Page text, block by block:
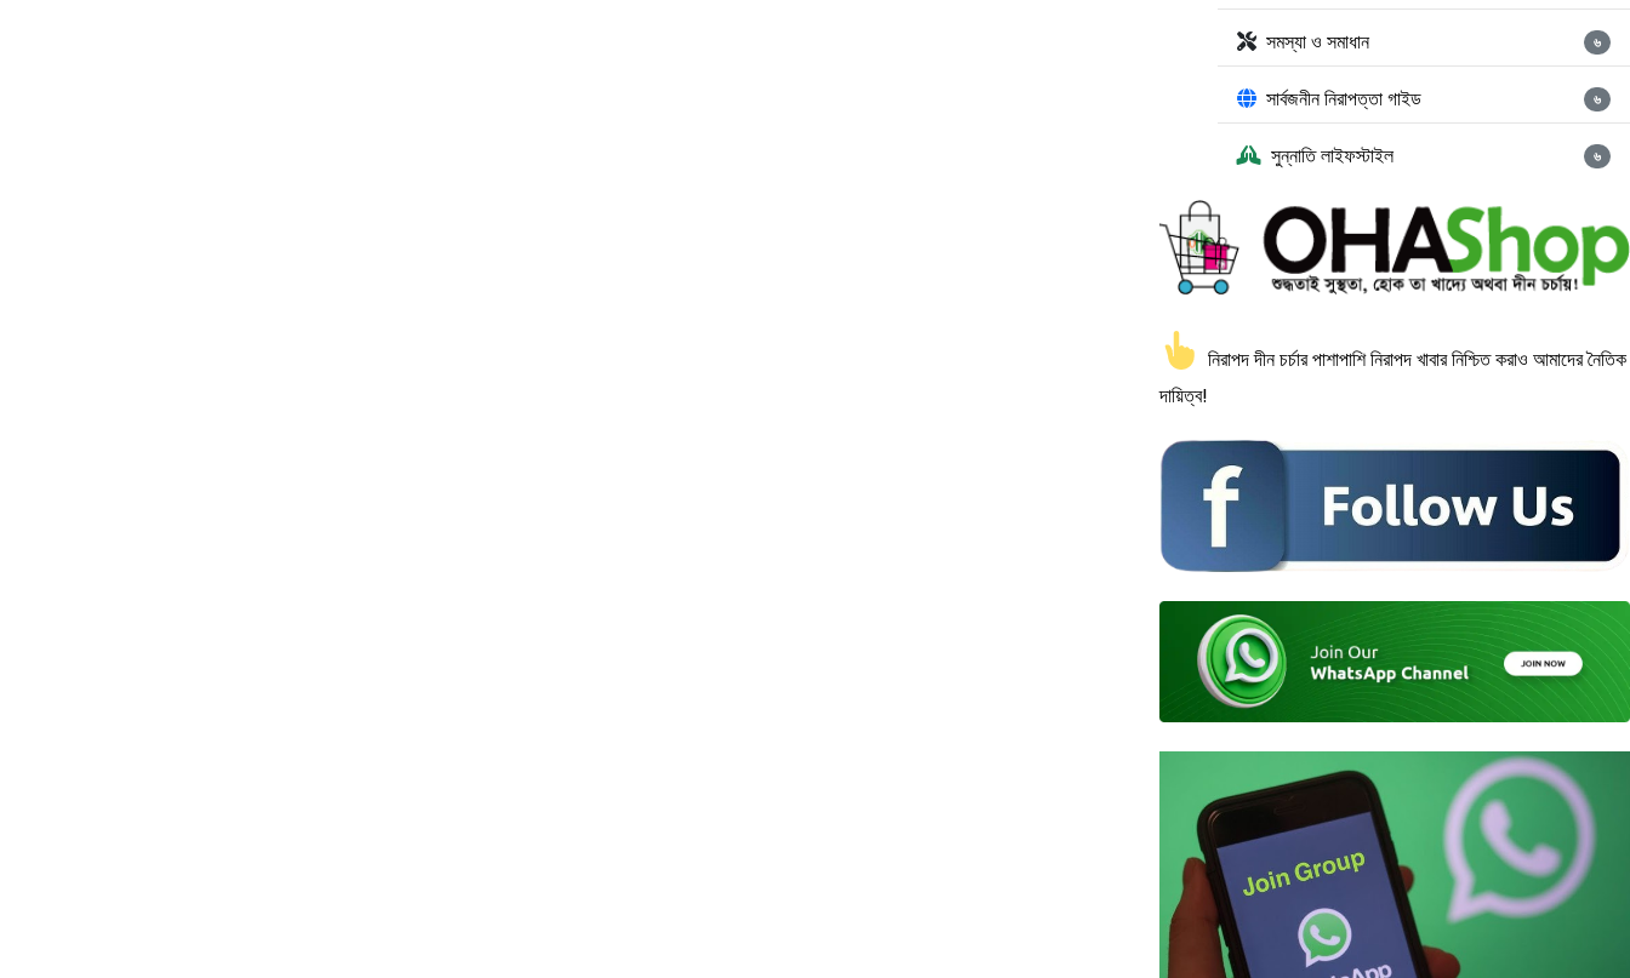
সমস্যা ও সমাধান ৬
সার্বজনীন নিরাপত্তা গাইড ৬
সুন্নাতি লাইফস্টাইল ৬
নিরাপদ দীন চর্চার পাশাপাশি নিরাপদ খাবার নিশ্চিত করাও আমাদের নৈতিক
দায়িত্ব!